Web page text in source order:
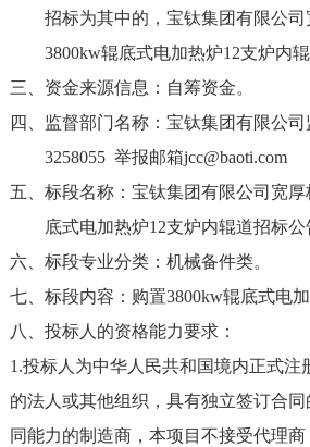
招标为其中的，宝钛集团有限公司
3800kw辊底式电加热炉12支炉内
三、资金来源信息：自筹资金。
四、监督部门名称：宝钛集团有限公
3258055举报邮箱jcc@baoti.com
五、标段名称：宝钛集团有限公司宽
底式电加热炉12支炉内辊道招标公
六、标段专业分类：机械备件类。
七、标段内容：购置3800kw辊底式电
八、投标人的资格能力要求：
1.投标人为中华人民共和国境内正式注
的法人或其他组织，具有独立签订合
同能力的制造商，本项目不接受代理商